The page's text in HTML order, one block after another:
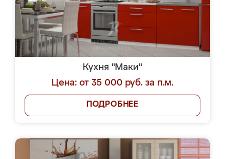
Кухня "Маки"
Цена: от 35 000 руб. за п.м.
ПОДРОБНЕЕ